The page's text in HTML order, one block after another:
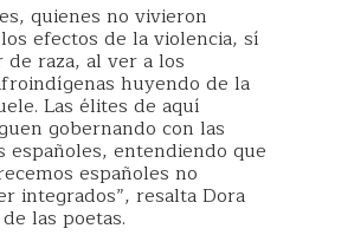
quienes no vivieron
efectos de la violencia, sí
raza, al ver a los
huyendo de la
Las élites de aquí
gobernando con las
españoles, entendiendo que
españoles no
integrados”, resalta Dora
las poetas.